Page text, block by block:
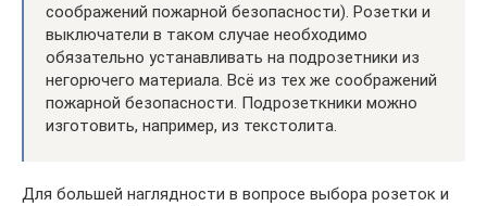
соображений пожарной безопасности). Розетки и
выключатели в таком случае необходимо
обязательно устанавливать на подрозетники из
негорючего материала. Всё из тех же соображений
пожарной безопасности. Подрозеткники можно
изготовить, например, из текстолита.
Для большей наглядности в вопросе выбора розеток и